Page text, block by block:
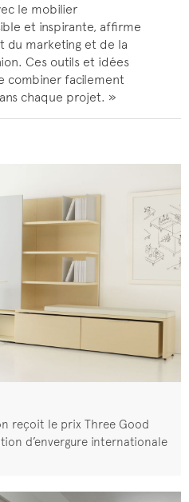
le mobilier
et inspirante, affirme
du marketing et de la
Ces outils et idées
combiner facilement
chaque projet. »
reçoit le prix Three Good
d’envergure internationale